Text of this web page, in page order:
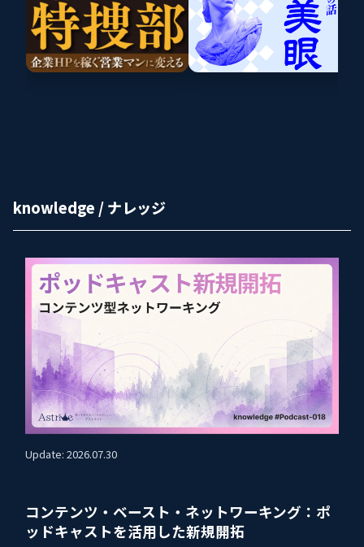
knowledge / ナレッジ
Update: 2026.07.30
コンテンツ・ベースト・ネットワーキング：ポ
ッドキャストを活用した新規開拓